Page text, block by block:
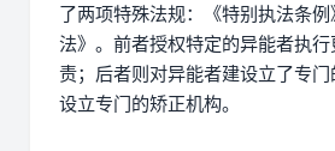
了两项特殊法规：《特别执法条
法》。前者授权特定的异能者执
责；后者则对异能者建设立了专
设立专门的矫正机构。